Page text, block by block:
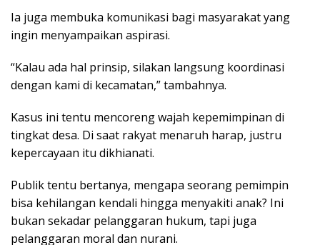
Ia juga membuka komunikasi bagi masyarakat yang
ingin menyampaikan aspirasi.
“Kalau ada hal prinsip, silakan langsung koordinasi
dengan kami di kecamatan,” tambahnya.
Kasus ini tentu mencoreng wajah kepemimpinan di
tingkat desa. Di saat rakyat menaruh harap, justru
kepercayaan itu dikhianati.
Publik tentu bertanya, mengapa seorang pemimpin
bisa kehilangan kendali hingga menyakiti anak? Ini
bukan sekadar pelanggaran hukum, tapi juga
pelanggaran moral dan nurani.